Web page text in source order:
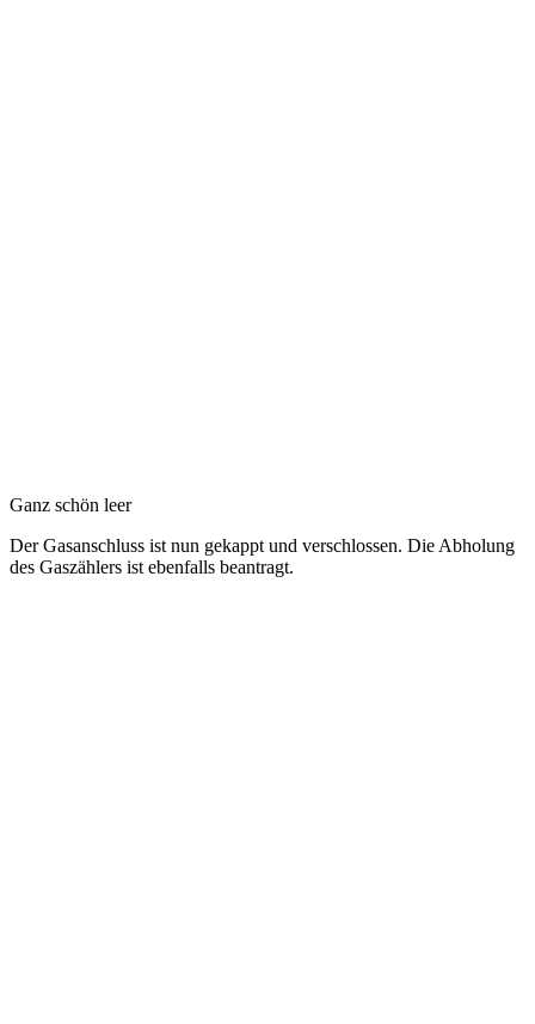
Ganz schön leer
Der Gasanschluss ist nun gekappt und verschlossen. Die Abholung
des Gaszählers ist ebenfalls beantragt.